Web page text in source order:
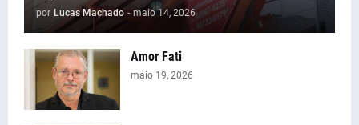
por Lucas Machado - maio 14, 2026
Amor Fati
maio 19, 2026